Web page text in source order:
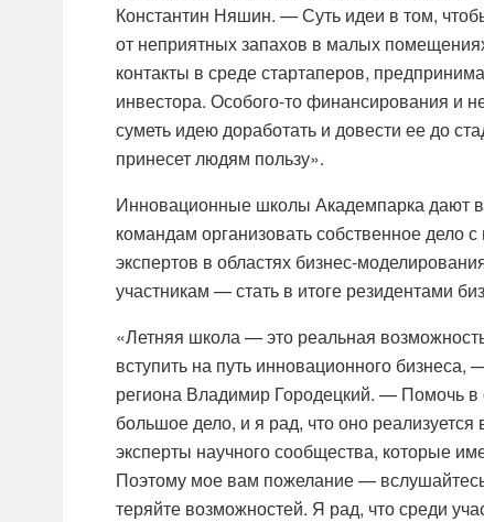
Константин Няшин. — Суть идеи в том,
от неприятных запахов в малых
контакты в среде стартаперов,
инвестора. Особого-то финансирования и
суметь идею доработать и довести ее до
принесет людям пользу».
Инновационные школы Академпарка дают
командам организовать собственное дело
экспертов в областях бизнес-
участникам — стать в итоге резидентами
«Летняя школа — это реальная
вступить на путь инновационного
региона Владимир Городецкий. — Помочь
большое дело, и я рад, что оно
эксперты научного сообщества, которые
Поэтому мое вам пожелание —
теряйте возможностей. Я рад, что среди